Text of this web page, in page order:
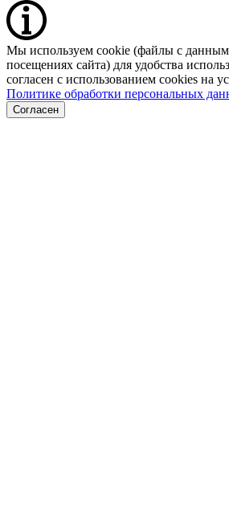
Мы используем cookie (файлы с
посещениях сайта) для удобства
согласен с использованием cookies на
Политике обработки персональных
Согласен